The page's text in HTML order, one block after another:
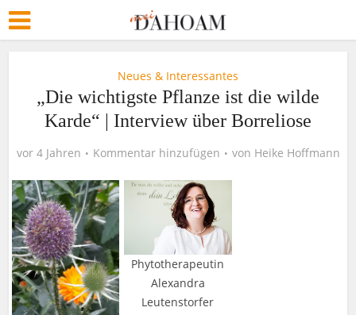
Neues & Interessantes
„Die wichtigste Pflanze ist die wilde
Karde“ | Interview über Borreliose
vor 4 Jahren Kommentar hinzufügen von Heike Hoffmann
Phytotherapeutin
Alexandra
Leutenstorfer